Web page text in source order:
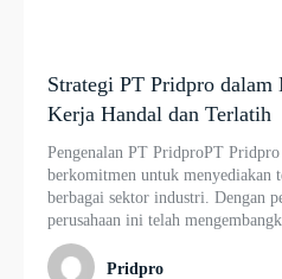
Strategi PT Pridpro dalam
Kerja Handal dan Terlatih
Pengenalan PT PridproPT Pridpro
berkomitmen untuk menyediakan
berbagai sektor industri. Dengan
perusahaan ini telah
Pridpro